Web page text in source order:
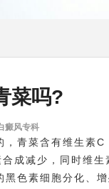
菜吗?
癜风专科
青菜含有维生素C
成减少，同时维生
色素细胞分化、